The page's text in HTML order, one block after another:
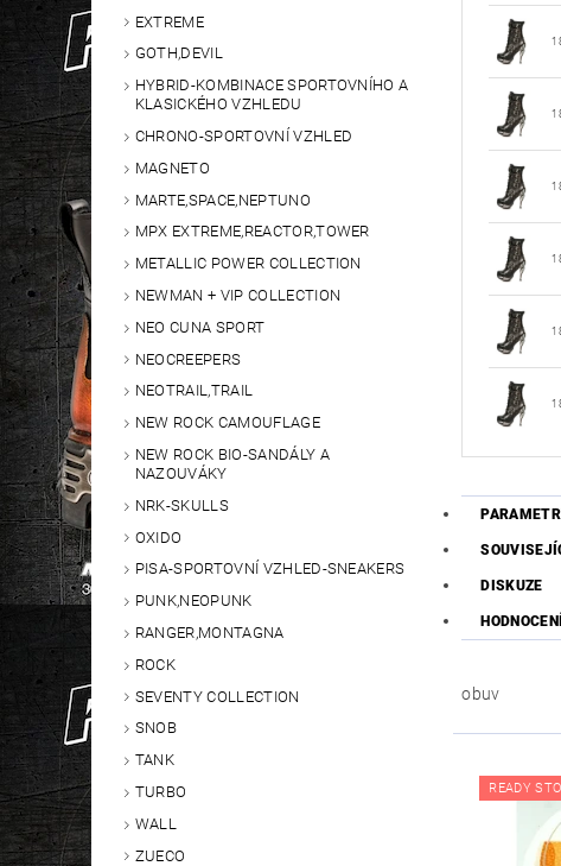
EXTREME
GOTH,DEVIL
HYBRID-KOMBINACE SPORTOVNÍHO A
KLASICKÉHO VZHLEDU
CHRONO-SPORTOVNÍ VZHLED
MAGNETO
MARTE,SPACE,NEPTUNO
MPX EXTREME,REACTOR,TOWER
METALLIC POWER COLLECTION
NEWMAN + VIP COLLECTION
NEO CUNA SPORT
NEOCREEPERS
NEOTRAIL,TRAIL
NEW ROCK CAMOUFLAGE
NEW ROCK BIO-SANDÁLY A
NAZOUVÁKY
NRK-SKULLS
OXIDO
PISA-SPORTOVNÍ VZHLED-SNEAKERS
PUNK,NEOPUNK
RANGER,MONTAGNA
ROCK
SEVENTY COLLECTION
SNOB
TANK
TURBO
WALL
ZUECO
DISKUZE
HODNOCENÍ
obuv
READY